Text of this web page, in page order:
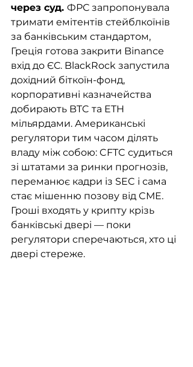
через суд. ФРС запропонувала
тримати емітентів стейблкоїнів
за банківським стандартом,
Греція готова закрити Binance
вхід до ЄС. BlackRock запустила
дохідний біткоїн-фонд,
корпоративні казначейства
добирають BTC та ETH
мільярдами. Американські
регулятори тим часом ділять
владу між собою: CFTC судиться
зі штатами за ринки прогнозів,
переманює кадри із SEC і сама
стає мішенню позову від CME.
Гроші входять у крипту крізь
банківські двері — поки
регулятори сперечаються, хто ці
двері стереже.